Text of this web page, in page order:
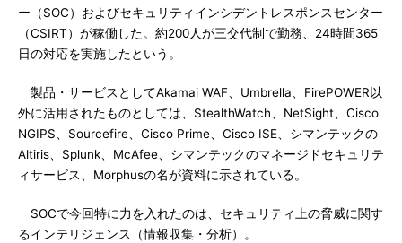
ー（SOC）およびセキュリティインシデントレスポンスセンター
（CSIRT）が稼働した。約200人が三交代制で勤務、24時間365
日の対応を実施したという。
製品・サービスとしてAkamai WAF、Umbrella、FirePOWER以
外に活用されたものとしては、StealthWatch、NetSight、Cisco
NGIPS、Sourcefire、Cisco Prime、Cisco ISE、シマンテックの
Altiris、Splunk、McAfee、シマンテックのマネージドセキュリテ
ィサービス、Morphusの名が資料に示されている。
SOCで今回特に力を入れたのは、セキュリティ上の脅威に関す
るインテリジェンス（情報収集・分析）。